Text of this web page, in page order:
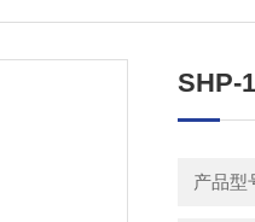
SHP-
产品型